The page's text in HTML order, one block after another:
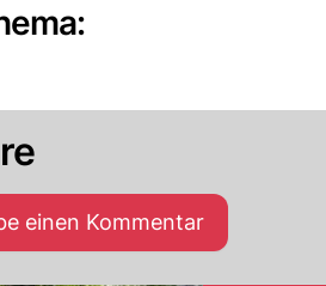
einen Kommentar